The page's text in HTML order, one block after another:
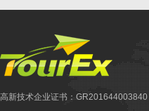
高新技术企业证书：GR201644003840